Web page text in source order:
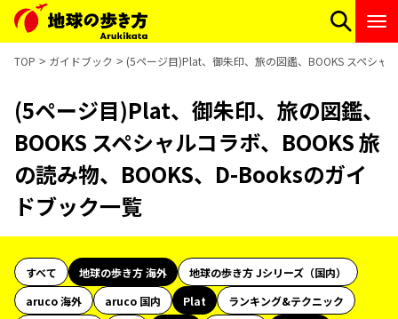
TOP ガイドブック (5ページ目)Plat、御朱印、旅の図鑑、BOOKS スペシャ
(5ページ目)Plat、御朱印、旅の図鑑、
BOOKS スペシャルコラボ、BOOKS 旅
の読み物、BOOKS、D-Booksのガイ
ドブック一覧
すべて 地球の歩き方 海外
地球の歩き方 Jシリーズ（国内）
aruco 海外
aruco 国内 Plat
ランキング&テクニック